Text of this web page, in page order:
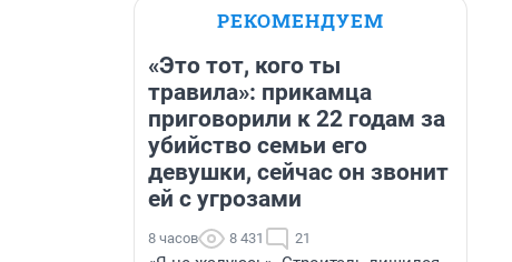
РЕКОМЕНДУЕМ
«Это тот, кого ты
травила»: прикамца
приговорили к 22 годам за
убийство семьи его
девушки, сейчас он звонит
ей с угрозами
8 часов 8 431 21